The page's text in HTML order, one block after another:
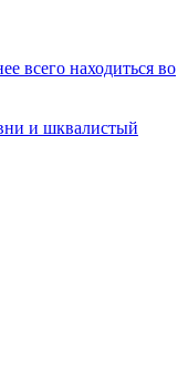
всего находиться во
и шквалистый